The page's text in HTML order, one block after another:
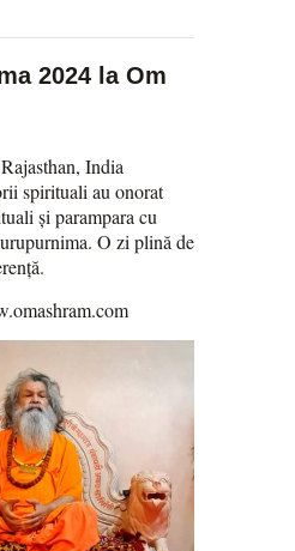
2024 la Om
India
spirituali au onorat
și parampara cu
O zi plină de